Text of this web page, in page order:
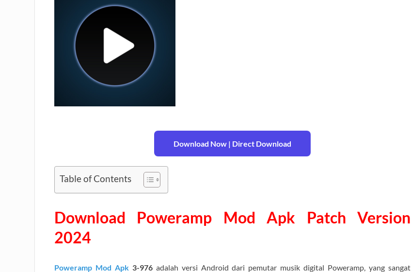
Download Now | Direct Download
Table of Contents
Download Poweramp Mod Apk Patch Version
2024
Poweramp Mod Apk3-976 adalah versi Android dari pemutar musik digital Poweramp, yang sangat